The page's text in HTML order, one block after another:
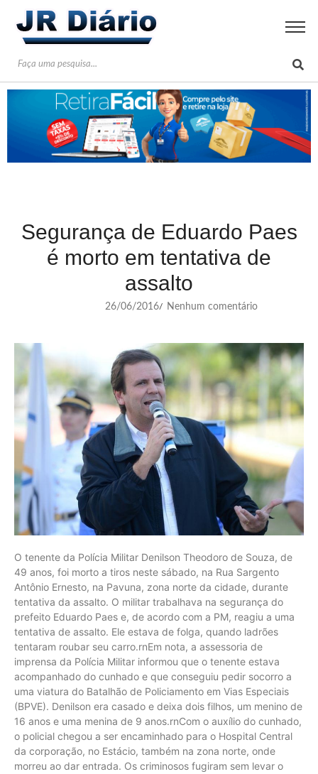
Segurança de Eduardo Paes
é morto em tentativa de
assalto
26/06/2016/ Nenhum comentário
O tenente da Polícia Militar Denilson Theodoro de Souza, de
49 anos, foi morto a tiros neste sábado, na Rua Sargento
Antônio Ernesto, na Pavuna, zona norte da cidade, durante
tentativa da assalto. O militar trabalhava na segurança do
prefeito Eduardo Paes e, de acordo com a PM, reagiu a uma
tentativa de assalto. Ele estava de folga, quando ladrões
tentaram roubar seu carro.rnEm nota, a assessoria de
imprensa da Polícia Militar informou que o tenente estava
acompanhado do cunhado e que conseguiu pedir socorro a
uma viatura do Batalhão de Policiamento em Vias Especiais
(BPVE). Denilson era casado e deixa dois filhos, um menino de
16 anos e uma menina de 9 anos.rnCom o auxílio do cunhado,
o policial chegou a ser encaminhado para o Hospital Central
da corporação, no Estácio, também na zona norte, onde
morreu ao dar entrada. Os criminosos fugiram sem levar o